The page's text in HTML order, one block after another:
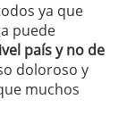
ya que
puede
país y no de
doloroso y
muchos